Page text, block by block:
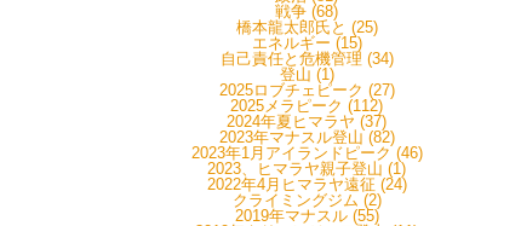
戦争 (68)
橋本龍太郎氏と (25)
エネルギー (15)
自己責任と危機管理 (34)
登山 (1)
2025ロブチェピーク (27)
2025メラピーク (112)
2024年夏ヒマラヤ (37)
2023年マナスル登山 (82)
2023年1月アイランドピーク (46)
2023、ヒマラヤ親子登山 (1)
2022年4月ヒマラヤ遠征 (24)
クライミングジム (2)
2019年マナスル (55)